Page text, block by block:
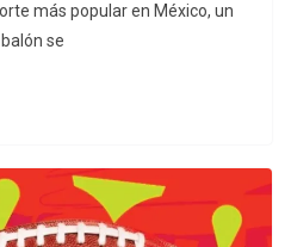
más popular en México, un
se